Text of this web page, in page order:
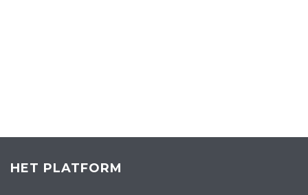
HET PLATFORM